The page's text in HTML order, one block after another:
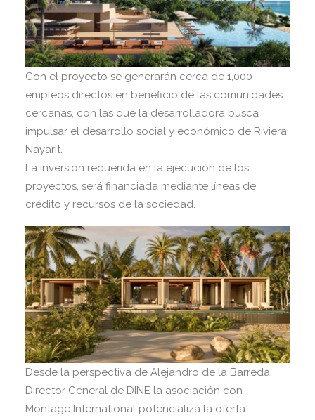
Con el proyecto se generarán cerca de 1,000
empleos directos en beneficio de las comunidades
cercanas, con las que la desarrolladora busca
impulsar el desarrollo social y económico de Riviera
Nayarit.
La inversión requerida en la ejecución de los
proyectos, será financiada mediante líneas de
crédito y recursos de la sociedad.
Desde la perspectiva de Alejandro de la Barreda,
Director General de DINE la asociación con
Montage International potencializa la oferta